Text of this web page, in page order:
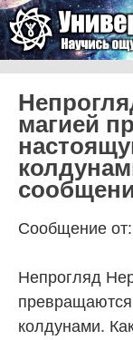
магией
Сообщение
Непрогляд
колдунами.